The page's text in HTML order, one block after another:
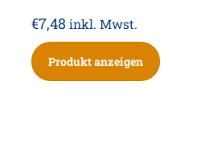
€7,48 inkl. Mwst.
Produkt anzeigen